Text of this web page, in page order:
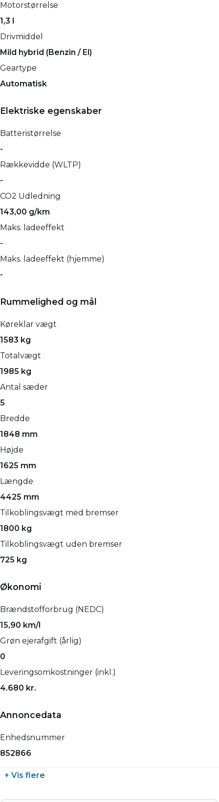
Motorstørrelse
1,3 l
Drivmiddel
Mild hybrid (Benzin / El)
Geartype
Automatisk
Elektriske egenskaber
Batteristørrelse
-
Rækkevidde (WLTP)
-
CO2 Udledning
143,00 g/km
Maks. ladeeffekt
-
Maks. ladeeffekt (hjemme)
-
Rummelighed og mål
Køreklar vægt
1583 kg
Totalvægt
1985 kg
Antal sæder
5
Bredde
1848 mm
Højde
1625 mm
Længde
4425 mm
Tilkoblingsvægt med bremser
1800 kg
Tilkoblingsvægt uden bremser
725 kg
Økonomi
Brændstofforbrug (NEDC)
15,90 km/l
Grøn ejerafgift (årlig)
0
Leveringsomkostninger (inkl.)
4.680 kr.
Annoncedata
Enhedsnummer
852866
+ Vis flere